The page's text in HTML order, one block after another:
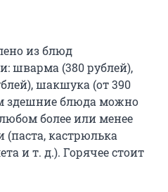
из блюд
шварма (380 рублей),
шакшука (от 390
здешние блюда можно
более или менее
(паста, кастрюлька
и т. д.). Горячее стоит